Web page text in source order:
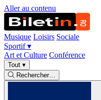
Aller au contenu
Musique Loisirs Sociale
Sportif▾
Art et Culture Conférence
Tout ▾
Rechercher…